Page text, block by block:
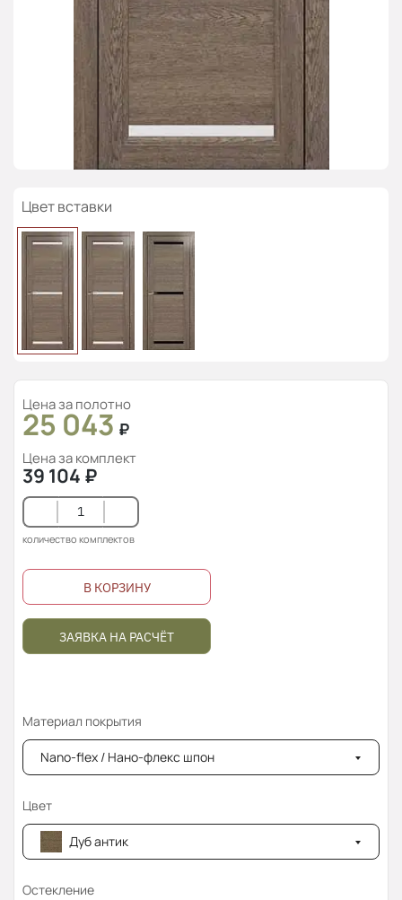
Цвет вставки
Цена за полотно
25 043 ₽
Цена за комплект
39 104 ₽
количество комплектов
В КОРЗИНУ
ЗАЯВКА НА РАСЧЁТ
Материал покрытия
Nano-flex / Нано-флекс шпон
Цвет
Дуб антик
Остекление